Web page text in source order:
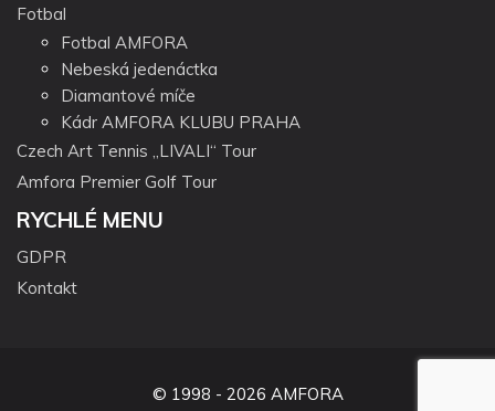
Fotbal
Fotbal AMFORA
Nebeská jedenáctka
Diamantové míče
Kádr AMFORA KLUBU PRAHA
Czech Art Tennis „LIVALI“ Tour
Amfora Premier Golf Tour
RYCHLÉ MENU
GDPR
Kontakt
© 1998 - 2026 AMFORA